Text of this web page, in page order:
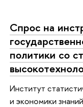
Спрос на
политики со
Институт
и экономики